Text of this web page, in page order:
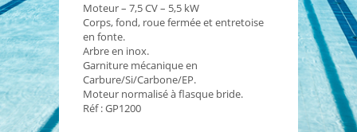
Moteur – 7,5 CV – 5,5 kW
Corps, fond, roue fermée et entretoise
en fonte.
Arbre en inox.
Garniture mécanique en
Carbure/Si/Carbone/EP.
Moteur normalisé à flasque bride.
Réf : GP1200